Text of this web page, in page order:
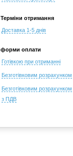
Терміни отримання
Доставка 1-5 днів
форми оплати
Готівкою при отриманні
Безготівковим розрахунком
Безготівковим розрахунком
з ПДВ